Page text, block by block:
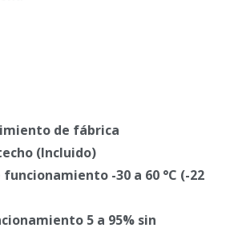
de fábrica
(Incluido)
-30 a 60 °C (-22
5 a 95% sin